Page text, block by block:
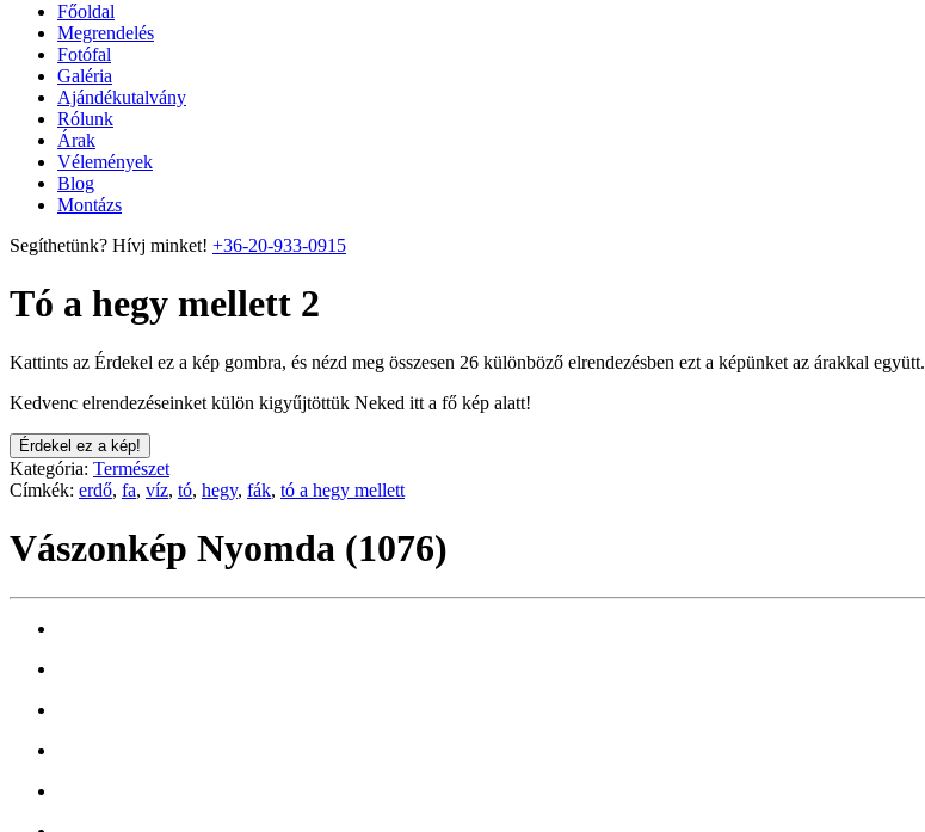
Főoldal
Megrendelés
Fotófal
Galéria
Ajándékutalvány
Rólunk
Árak
Vélemények
Blog
Montázs
Segíthetünk? Hívj minket! +36-20-933-0915
Tó a hegy mellett 2
Kattints az Érdekel ez a kép gombra, és nézd meg összesen 26 különböző elrendezésben ezt a képünket az árakkal együtt.
Kedvenc elrendezéseinket külön kigyűjtöttük Neked itt a fő kép alatt!
Érdekel ez a kép!
Kategória: Természet
Címkék: erdő, fa, víz, tó, hegy, fák, tó a hegy mellett
Vászonkép Nyomda (1076)